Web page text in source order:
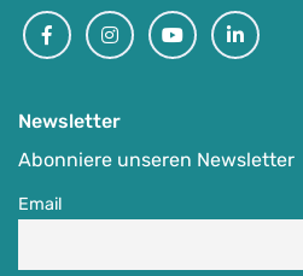
FacebookInstagramYoutubeLinkedin
Newsletter
Abonniere unseren Newsletter
Email